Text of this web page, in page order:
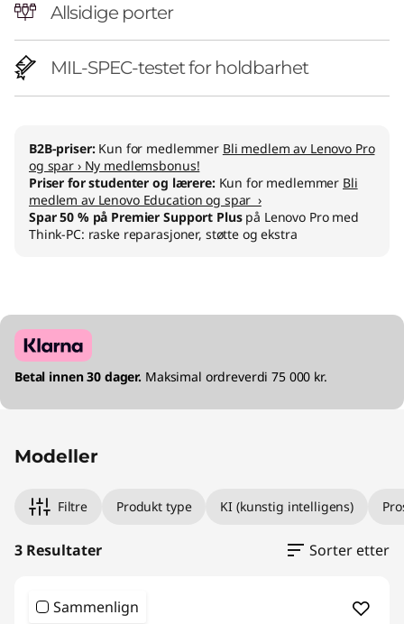
Allsidige porter
MIL-SPEC-testet for holdbarhet
B2B-priser: Kun for medlemmer Bli medlem av Lenovo Pro
og spar › Ny medlemsbonus!
Priser for studenter og lærere: Kun for medlemmer Bli
medlem av Lenovo Education og spar ›
Spar 50 % på Premier Support Pluspå Lenovo Pro med
Think-PC: raske reparasjoner, støtte og ekstra
Betal innen 30 dager. Maksimal ordreverdi 75 000 kr.
Modeller
Filtre Produkt type KI (kunstig intelligens)
3 Resultater Sorter etter
Sammenlign